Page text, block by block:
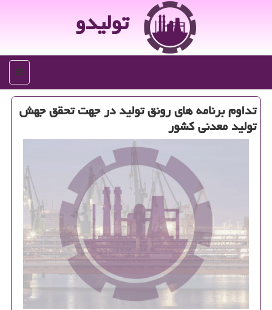
تولیدو
منو
تداوم برنامه های رونق تولید در جهت تحقق جهش
تولید معدنی كشور